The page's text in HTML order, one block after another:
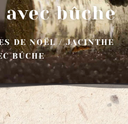
bûche
DE NOËL / JACINTHE
BÛCHE